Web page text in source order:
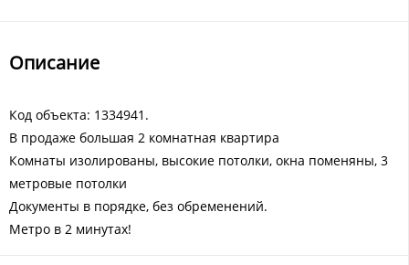
Описание
Код объекта: 1334941.
В продаже большая 2 комнатная квартира
Комнаты изолированы, высокие потолки, окна поменяны, 3
метровые потолки
Документы в порядке, без обременений.
Метро в 2 минутах!